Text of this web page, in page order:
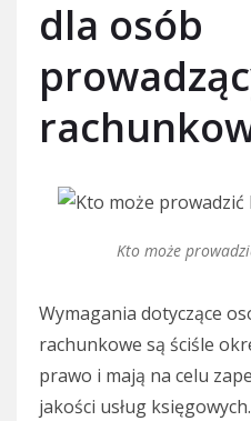
dla osób
Kto może
Wymagania dotyczące
rachunkowe są ściśle
prawo i mają na celu
jakości usług